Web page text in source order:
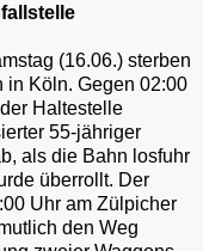
(16.06.) sterben
Köln. Gegen 02:00
Haltestelle
55-jähriger
als die Bahn losfuhr
überrollt. Der
Uhr am Zülpicher
den Weg